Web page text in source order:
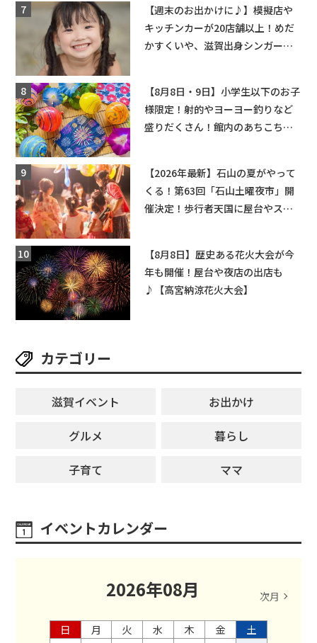
【週末のお出かけに♪】模擬店や
キッチンカーが20店舗以上！めだ
かすくいや、滋賀出身シンガーソ
【8月8日・9日】小学生以下のお子
様限定！射的やヨーヨー釣りなど
盛りだくさん！館内のあちこちに
【2026年最新】石山の夏がやって
くる！第63回「石山土曜夜市」開
催決定！歩行者天国に屋台やステ
【8月8日】歴史ある花火大会が今
年も開催！屋台や夜店の出店も
♪【高宮納涼花火大会】
カテゴリー
滋賀イベント
お出かけ
グルメ
暮らし
子育て
ママ
イベントカレンダー
2026年08月 次月
日 月 火 水 木 金
土